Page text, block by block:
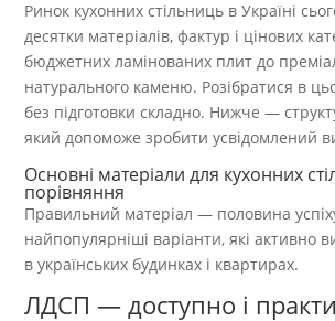
Ринок кухонних стільниць в Україні
десятки матеріалів, фактур і цінових
бюджетних ламінованих плит до
натурального каменю. Розібратися в
без підготовки складно. Нижче —
який допоможе зробити усвідомлений
Основні матеріали для кухонних
порівняння
Правильний матеріал — половина
найпопулярніші варіанти, які активно
в українських будинках і квартирах.
ЛДСП — доступно і